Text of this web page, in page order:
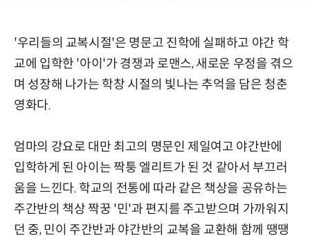
'우리들의 교복시절'은 명문고 진학에 실패하고 야간 학
교에 입학한 '아이'가 경쟁과 로맨스, 새로운 우정을 겪으
며 성장해 나가는 학창 시절의 빛나는 추억을 담은 청춘
영화다.
엄마의 강요로 대만 최고의 명문인 제일여고 야간반에
입학하게 된 아이는 짝퉁 엘리트가 된 것 같아서 부끄러
움을 느낀다. 학교의 전통에 따라 같은 책상을 공유하는
주간반의 책상 짝꿍 '민'과 편지를 주고받으며 가까워지
던 중, 민이 주간반과 야간반의 교복을 교환해 함께 땡땡